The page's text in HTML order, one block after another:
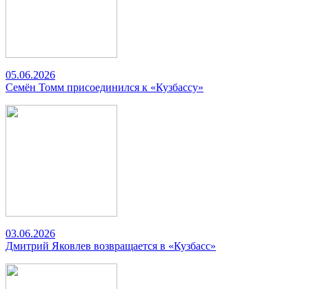
05.06.2026
Семён Томм присоединился к «Кузбассу»
03.06.2026
Дмитрий Яковлев возвращается в «Кузбасс»